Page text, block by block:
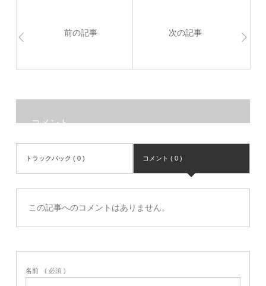
前の記事 次の記事
コメント
トラックバック ( 0 ) コメント ( 0 )
この記事へのコメントはありません。
名前 ( 必須 )